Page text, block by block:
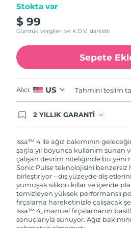
Stokta var
$ 99
Gümrük vergileri ve K.D.V. dahildir.
Sepete
Alıcı: US Tahmini teslim
2 YILLIK GARANTİ
korunmaktadır. Cihazınızla
şikayet, arıza durumunda
alan servisimize ve merkez
ürününüzü teslim
alakalı sorun tespit
değişimi sağlanmakta ve
gönderilmektedir.
issa™ 4 ile ağız bakımının
şarjla yıl boyunca kullanım sunan
çalışan devrim niteliğinde bu yeni
Sonic Pulse teknolojisini benzersiz
birleştiriyor – dış yüzeyde diş
yumuşak silikon kıllar ve içeride
temizleyen yüksek performanslı
fırçalama hareketinizle çalışacak
issa™ 4, manuel fırçalamanın
sonuçlarıyla sunuyor. Ağız